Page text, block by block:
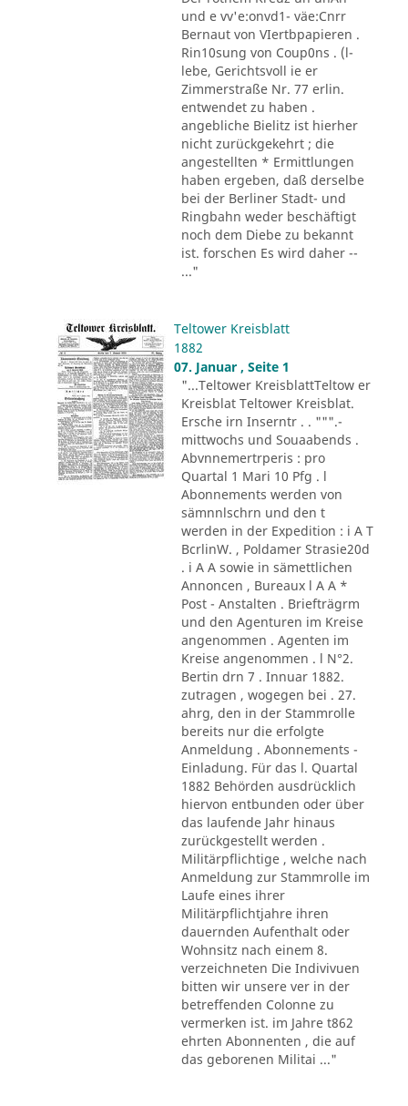
und e vv'e:onvd1- väe:Cnrr
Bernaut von VIertbpapieren .
Rin10sung von Coup0ns . (l-
lebe, Gerichtsvoll ie er
Zimmerstraße Nr. 77 erlin.
entwendet zu haben .
angebliche Bielitz ist hierher
nicht zurückgekehrt ; die
angestellten * Ermittlungen
haben ergeben, daß derselbe
bei der Berliner Stadt- und
Ringbahn weder beschäftigt
noch dem Diebe zu bekannt
ist. forschen Es wird daher --
..."
Teltower Kreisblatt
1882
07. Januar , Seite 1
"...Teltower KreisblattTeltow er
Kreisblat Teltower Kreisblat.
Ersche irn Inserntr . . """.-
mittwochs und Souaabends .
Abvnnemertrperis : pro
Quartal 1 Mari 10 Pfg . l
Abonnements werden von
sämnnlschrn und den t
werden in der Expedition : i A T
BcrlinW. , Poldamer Strasie20d
. i A A sowie in sämettlichen
Annoncen , Bureaux l A A *
Post - Anstalten . Briefträgrm
und den Agenturen im Kreise
angenommen . Agenten im
Kreise angenommen . l N°2.
Bertin drn 7 . Innuar 1882.
zutragen , wogegen bei . 27.
ahrg, den in der Stammrolle
bereits nur die erfolgte
Anmeldung . Abonnements -
Einladung. Für das l. Quartal
1882 Behörden ausdrücklich
hiervon entbunden oder über
das laufende Jahr hinaus
zurückgestellt werden .
Militärpflichtige , welche nach
Anmeldung zur Stammrolle im
Laufe eines ihrer
Militärpflichtjahre ihren
dauernden Aufenthalt oder
Wohnsitz nach einem 8.
verzeichneten Die Indivivuen
bitten wir unsere ver in der
betreffenden Colonne zu
vermerken ist. im Jahre t862
ehrten Abonnenten , die auf
das geborenen Militai ..."